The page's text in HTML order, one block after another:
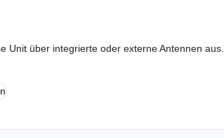
Unit über integrierte oder externe Antennen aus.